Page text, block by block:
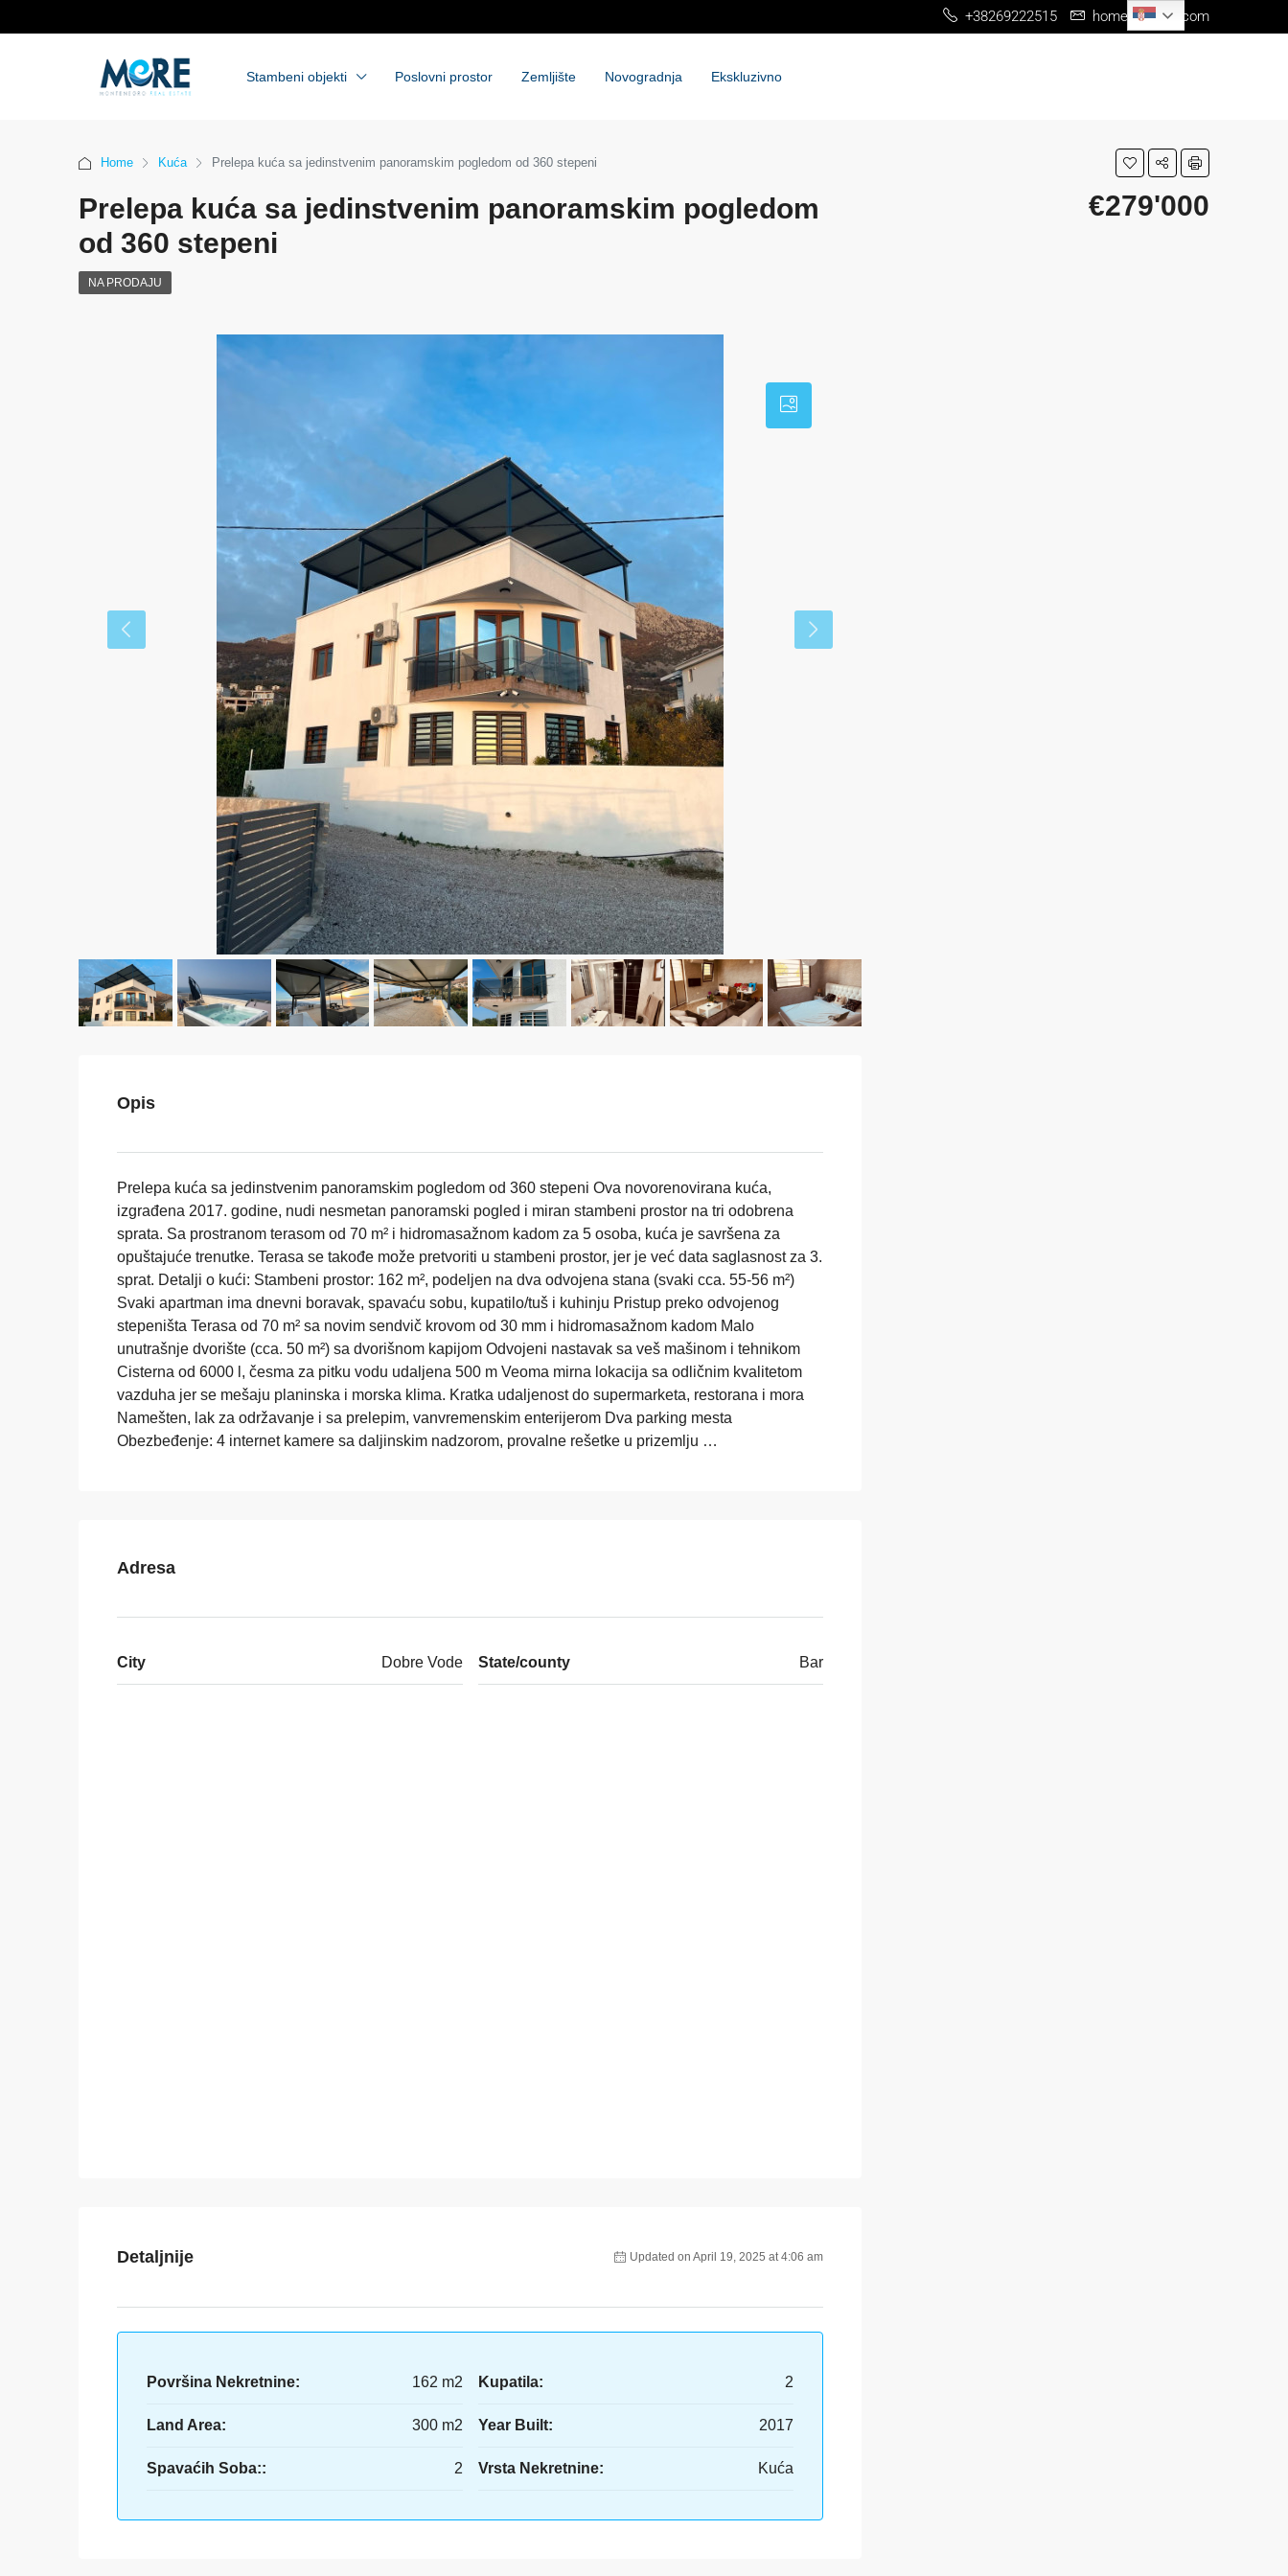
+38269222515 home@me-re.com
Stambeni objekti Poslovni prostor Zemljište Novogradnja Ekskluzivno
Home Kuća Prelepa kuća sa jedinstvenim panoramskim pogledom od 360 stepeni
Prelepa kuća sa jedinstvenim panoramskim pogledom
od 360 stepeni
€279'000
NA PRODAJU
Opis
Prelepa kuća sa jedinstvenim panoramskim pogledom od 360 stepeni Ova novorenovirana kuća,
izgrađena 2017. godine, nudi nesmetan panoramski pogled i miran stambeni prostor na tri odobrena
sprata. Sa prostranom terasom od 70 m² i hidromasažnom kadom za 5 osoba, kuća je savršena za
opuštajuće trenutke. Terasa se takođe može pretvoriti u stambeni prostor, jer je već data saglasnost za 3.
sprat. Detalji o kući: Stambeni prostor: 162 m², podeljen na dva odvojena stana (svaki cca. 55-56 m²)
Svaki apartman ima dnevni boravak, spavaću sobu, kupatilo/tuš i kuhinju Pristup preko odvojenog
stepeništa Terasa od 70 m² sa novim sendvič krovom od 30 mm i hidromasažnom kadom Malo
unutrašnje dvorište (cca. 50 m²) sa dvorišnom kapijom Odvojeni nastavak sa veš mašinom i tehnikom
Cisterna od 6000 l, česma za pitku vodu udaljena 500 m Veoma mirna lokacija sa odličnim kvalitetom
vazduha jer se mešaju planinska i morska klima. Kratka udaljenost do supermarketa, restorana i mora
Namešten, lak za održavanje i sa prelepim, vanvremenskim enterijerom Dva parking mesta
Obezbeđenje: 4 internet kamere sa daljinskim nadzorom, provalne rešetke u prizemlju …
Adresa
City Dobre Vode State/county Bar
Detaljnije Updated on April 19, 2025 at 4:06 am
Površina Nekretnine: 162 m2
Land Area: 300 m2
Spavaćih Soba:: 2
Kupatila: 2
Year Built: 2017
Vrsta Nekretnine: Kuća
Serbian